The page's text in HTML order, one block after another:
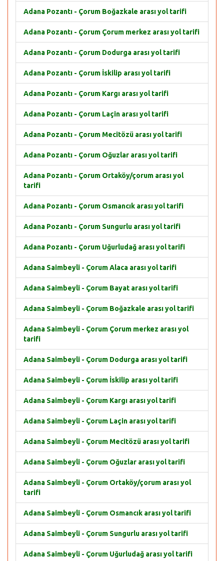
Adana Pozantı - Çorum Boğazkale arası yol tarifi
Adana Pozantı - Çorum Çorum merkez arası yol tarifi
Adana Pozantı - Çorum Dodurga arası yol tarifi
Adana Pozantı - Çorum İskilip arası yol tarifi
Adana Pozantı - Çorum Kargı arası yol tarifi
Adana Pozantı - Çorum Laçin arası yol tarifi
Adana Pozantı - Çorum Mecitözü arası yol tarifi
Adana Pozantı - Çorum Oğuzlar arası yol tarifi
Adana Pozantı - Çorum Ortaköy/çorum arası yol
tarifi
Adana Pozantı - Çorum Osmancık arası yol tarifi
Adana Pozantı - Çorum Sungurlu arası yol tarifi
Adana Pozantı - Çorum Uğurludağ arası yol tarifi
Adana Saimbeyli - Çorum Alaca arası yol tarifi
Adana Saimbeyli - Çorum Bayat arası yol tarifi
Adana Saimbeyli - Çorum Boğazkale arası yol tarifi
Adana Saimbeyli - Çorum Çorum merkez arası yol
tarifi
Adana Saimbeyli - Çorum Dodurga arası yol tarifi
Adana Saimbeyli - Çorum İskilip arası yol tarifi
Adana Saimbeyli - Çorum Kargı arası yol tarifi
Adana Saimbeyli - Çorum Laçin arası yol tarifi
Adana Saimbeyli - Çorum Mecitözü arası yol tarifi
Adana Saimbeyli - Çorum Oğuzlar arası yol tarifi
Adana Saimbeyli - Çorum Ortaköy/çorum arası yol
tarifi
Adana Saimbeyli - Çorum Osmancık arası yol tarifi
Adana Saimbeyli - Çorum Sungurlu arası yol tarifi
Adana Saimbeyli - Çorum Uğurludağ arası yol tarifi